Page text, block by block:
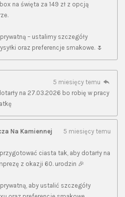
na święta za 149 zł z opcją
– ustalimy szczegóły
oraz preferencje smakowe. 🌷
5 miesięcy temu
na 27.03.2026 bo robię w pracy
Na Kamiennej
5 miesięcy temu
ciasta tak, aby dotarły na
z okazji 60. urodzin 🎉
aby ustalić szczegóły